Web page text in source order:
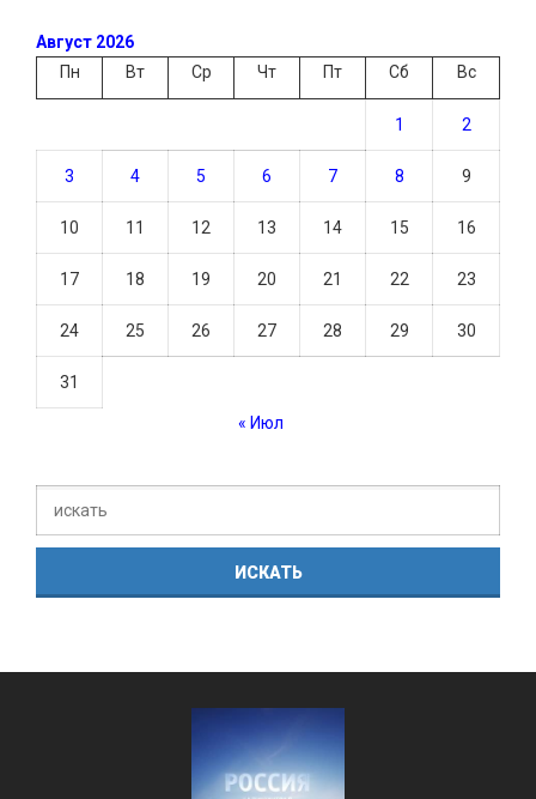
Август 2026
Пн
Вт Ср Чт Пт Сб Вс
1 2
3 4 5 6 7 8 9
10 11 12 13 14 15 16
17 18 19 20 21 22 23
24 25 26 27 28 29 30
31
« Июл